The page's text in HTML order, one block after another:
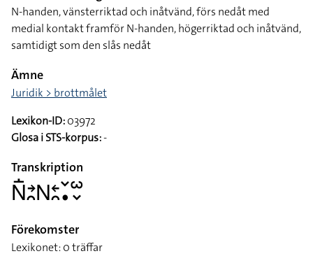
N-handen, vänsterriktad och inåtvänd, förs nedåt med
medial kontakt framför N-handen, högerriktad och inåtvänd,
samtidigt som den slås nedåt
Ämne
Juridik > brottmålet
Lexikon-ID:03972
Glosa i STS-korpus:-
Transkription
􌥌􌥛􌥔􌥘􌥌􌥓􌥘􌥧􌥡􌥱􌦀
Förekomster
Lexikonet: 0 träffar